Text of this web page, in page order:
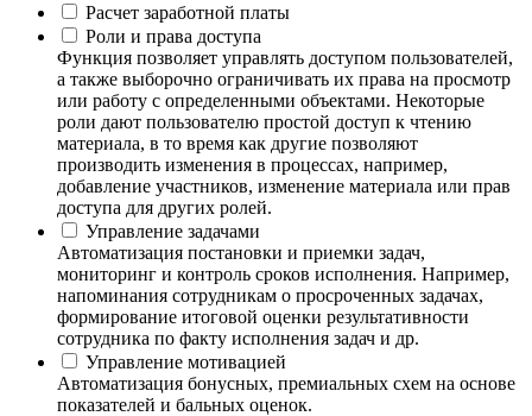
Расчет заработной платы
Роли и права доступа
Функция позволяет управлять доступом пользователей,
а также выборочно ограничивать их права на просмотр
или работу с определенными объектами. Некоторые
роли дают пользователю простой доступ к чтению
материала, в то время как другие позволяют
производить изменения в процессах, например,
добавление участников, изменение материала или прав
доступа для других ролей.
Управление задачами
Автоматизация постановки и приемки задач,
мониторинг и контроль сроков исполнения. Например,
напоминания сотрудникам о просроченных задачах,
формирование итоговой оценки результативности
сотрудника по факту исполнения задач и др.
Управление мотивацией
Автоматизация бонусных, премиальных схем на основе
показателей и бальных оценок.